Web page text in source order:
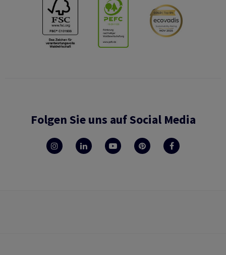
Folgen Sie uns auf Social Media